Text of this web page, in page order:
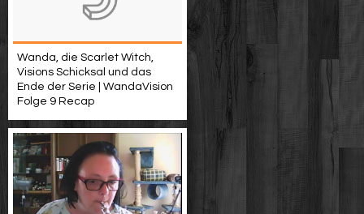
Wanda, die Scarlet Witch,
Visions Schicksal und das
Ende der Serie | WandaVision
Folge 9 Recap